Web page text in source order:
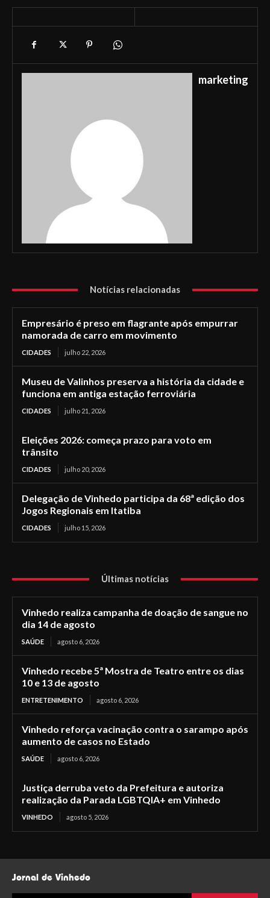
marketing
Notícias relacionadas
Empresário é preso em flagrante após empurrar
namorada de carro em movimento
CIDADES julho 22, 2026
Museu de Valinhos preserva a história da cidade e
funciona em antiga estação ferroviária
CIDADES julho 21, 2026
Eleições 2026: começa prazo para voto em
trânsito
CIDADES julho 20, 2026
Delegação de Vinhedo participa da 68ª edição dos
Jogos Regionais em Itatiba
CIDADES julho 15, 2026
Últimas notícias
Vinhedo realiza campanha de doação de sangue no
dia 14 de agosto
SAÚDE agosto 6, 2026
Vinhedo recebe 5ª Mostra de Teatro entre os dias
10 e 13 de agosto
ENTRETENIMENTO agosto 6, 2026
Vinhedo reforça vacinação contra o sarampo após
aumento de casos no Estado
SAÚDE agosto 6, 2026
Justiça derruba veto da Prefeitura e autoriza
realização da Parada LGBTQIA+ em Vinhedo
VINHEDO agosto 5, 2026
Jornal de Vinhedo